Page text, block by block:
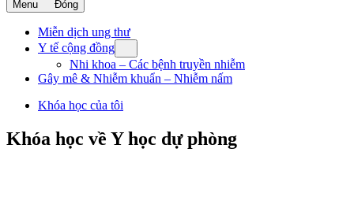
Menu Đóng
Miễn dịch ung thư
Y tế cộng đồng
Nhi khoa – Các bệnh truyền nhiễm
Gây mê & Nhiễm khuẩn – Nhiễm nấm
Khóa học của tôi
Khóa học về Y học dự phòng